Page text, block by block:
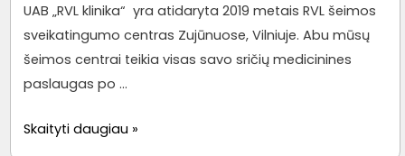
UAB „RVL klinika“ yra atidaryta 2019 metais RVL šeimos
sveikatingumo centras Zujūnuose, Vilniuje. Abu mūsų
šeimos centrai teikia visas savo sričių medicinines
paslaugas po …
UAB
Skaityti daugiau »